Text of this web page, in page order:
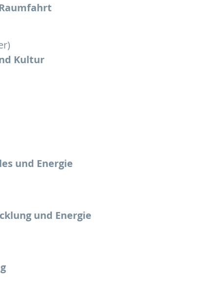
Kultur
und Energie
und Energie